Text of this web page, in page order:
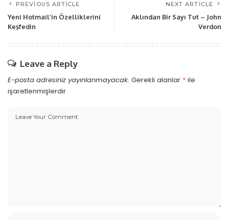
PREVIOUS ARTICLE
Yeni Hotmail’in Özelliklerini
Keşfedin
NEXT ARTICLE
Aklından Bir Sayı Tut – John
Verdon
Leave a Reply
E-posta adresiniz yayınlanmayacak. Gerekli alanlar * ile
işaretlenmişlerdir